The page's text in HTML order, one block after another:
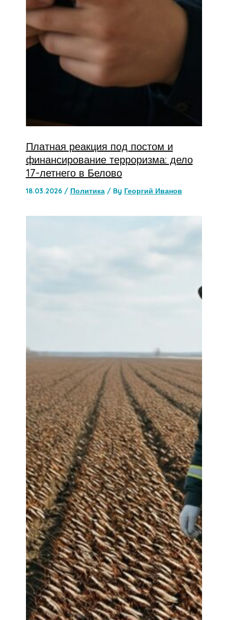
Платная реакция под постом и
финансирование терроризма: дело
17-летнего в Белово
18.03.2026 / Политика/ By Георгий Иванов